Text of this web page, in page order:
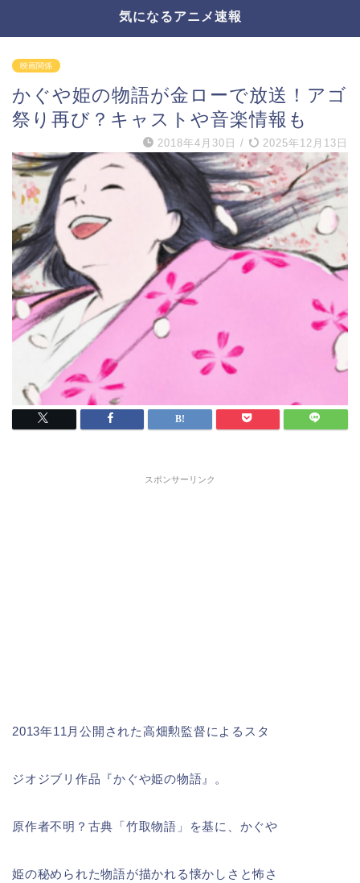
気になるアニメ速報
映画関係
かぐや姫の物語が金ローで放送！アゴ
祭り再び？キャストや音楽情報も
2018年4月30日 / 2025年12月13日
スポンサーリンク
2013年11月公開された高畑勲監督によるスタ
ジオジブリ作品『かぐや姫の物語』。
原作者不明？古典「竹取物語」を基に、かぐや
姫の秘められた物語が描かれる懐かしさと怖さ